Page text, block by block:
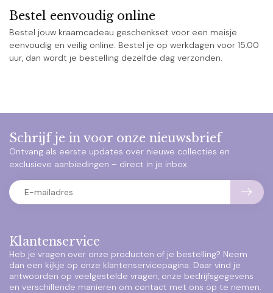
Bestel eenvoudig online
Bestel jouw kraamcadeau geschenkset voor een meisje
eenvoudig en veilig online. Bestel je op werkdagen voor 15.00
uur, dan wordt je bestelling dezelfde dag verzonden.
Klantenservice
Heb je vragen over onze producten of je bestelling? Neem
dan een kijkje op onze klantenservicepagina. Daar vind je
antwoorden op veelgestelde vragen, onze bedrijfsgegevens
en verschillende manieren om contact met ons op te nemen.
Schrijf je in voor onze nieuwsbrief
Ontvang als eerste updates over nieuwe collecties en
exclusieve aanbiedingen – direct in je inbox.